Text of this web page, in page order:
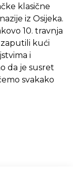
klasične
iz Osijeka.
10. travnja
kući
i
da je susret
svakako